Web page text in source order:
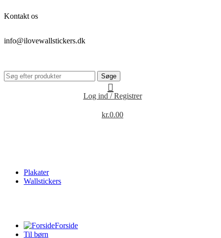
Kontakt os
info@ilovewallstickers.dk
Søge
Log ind / Registrer
kr.0.00
Plakater
Wallstickers
Forside
Til børn